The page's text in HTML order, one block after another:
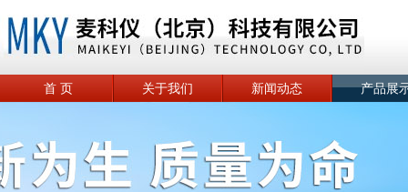
首 页 关于我们 新闻动态 产品展